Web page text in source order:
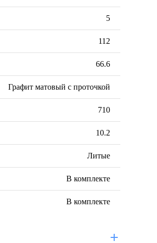
5
112
66.6
Графит матовый с проточкой
710
10.2
Литые
В комплекте
В комплекте